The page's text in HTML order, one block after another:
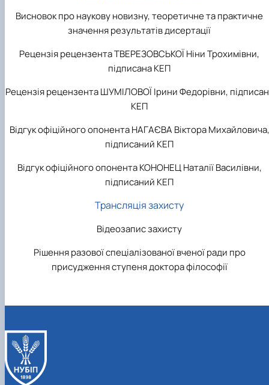
Висновок про наукову новизну, теоретичне та практичне
значення результатів дисертації
Рецензія рецензента ТВЕРЕЗОВСЬКОЇ Ніни Трохимівни,
підписана КЕП
Рецензія рецензента ШУМІЛОВОЇ Ірини Федорівни,
КЕП
Відгук офіційного опонента НАГАЄВА Віктора Михайловича,
підписаний КЕП
Відгук офіційного опонента КОНОНЕЦ Наталії Василівни,
підписаний КЕП
Трансляція захисту
Відеозапис захисту
Рішення разової спеціалізованої вченої ради про
присудження ступеня доктора філософії